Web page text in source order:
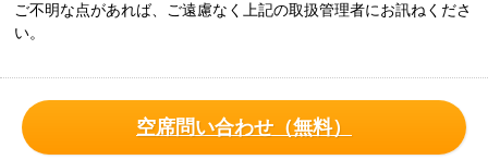
ご不明な点があれば、ご遠慮なく上記の取扱管理者にお訊ねくださ
い。
空席問い合わせ（無料）